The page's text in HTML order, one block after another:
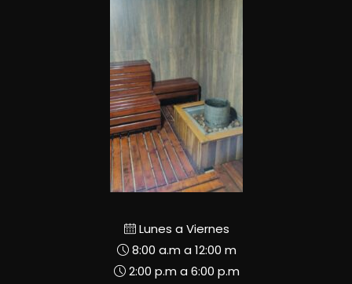
Lunes a Viernes
8:00 a.m a 12:00 m
2:00 p.m a 6:00 p.m